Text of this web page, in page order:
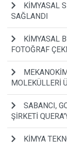
KİMYASAL
SAĞLANDI
KİMYASAL
FOTOĞRAF
MOLEKÜLLERİ
SABANCI,
ŞİRKETİ
KİMYA